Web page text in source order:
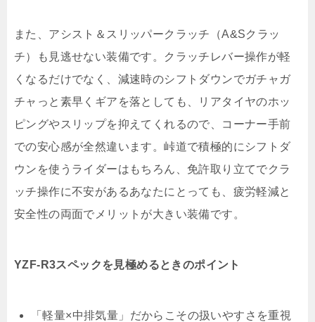
また、アシスト＆スリッパークラッチ（A&Sクラッ
チ）も見逃せない装備です。クラッチレバー操作が軽
くなるだけでなく、減速時のシフトダウンでガチャガ
チャっと素早くギアを落としても、リアタイヤのホッ
ピングやスリップを抑えてくれるので、コーナー手前
での安心感が全然違います。峠道で積極的にシフトダ
ウンを使うライダーはもちろん、免許取り立てでクラ
ッチ操作に不安があるあなたにとっても、疲労軽減と
安全性の両面でメリットが大きい装備です。
YZF-R3スペックを見極めるときのポイント
「軽量×中排気量」だからこその扱いやすさ を重視